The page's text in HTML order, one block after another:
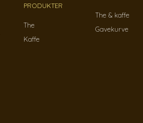
PRODUKTER
The
Kaffe
The & kaffe
Gavekurve